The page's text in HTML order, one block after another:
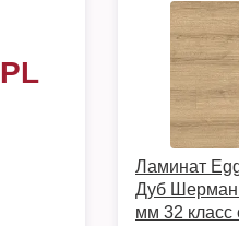
Ламинат
Дуб Шерман
мм 32 класс